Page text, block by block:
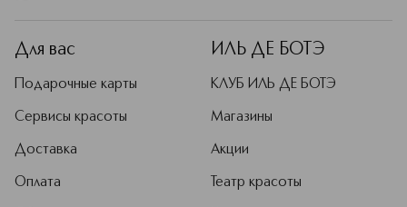
Для вас
Подарочные карты
Сервисы красоты
Доставка
Оплата
ИЛЬ ДЕ БОТЭ
КЛУБ ИЛЬ ДЕ БОТЭ
Магазины
Акции
Театр красоты